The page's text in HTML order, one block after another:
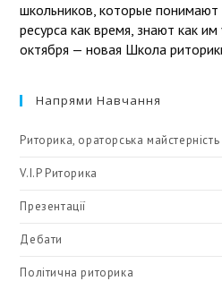
школьников, которые понимают
ресурса как время, знают как
октября — новая Школа
Напрями Навчання
Риторика, ораторська майстерність
V.I.P Риторика
Презентації
Дебати
Політична риторика